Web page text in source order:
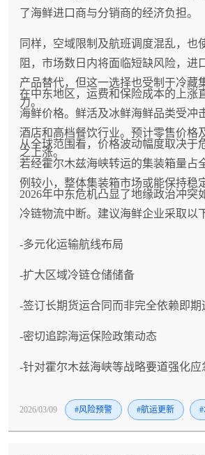
了海鲜进口商与分销商的经济负担。
同样，空域限制及航班调度混乱，也
阻，市场数日内将面临短缺风险，进
产品替代，但这一选择也受制于冷藏
力。
在中东地区，运费和保险成本的上涨
海鲜价格。鲜活及冰鲜海鲜品类受冲
酒店和高档餐饮行业。预计零售价格
之上涨。
从全球范围看，价格波动幅度取决于
若经霍尔木兹海峡转运的集装箱量占
例较小，整体集装箱市场或能保持稳
2026年中东危机凸显了地缘政治冲突
冷链物流中断。建议海鲜企业采取以
-多元化运输航线布局
-扩大区域冷链仓储储备
-签订长期货运合同而非完全依赖即期
-密切追踪海运保险政策动态
-针对霍尔木兹海峡等战略要道强化应
2026/03/09 #风险预警 #航运更新